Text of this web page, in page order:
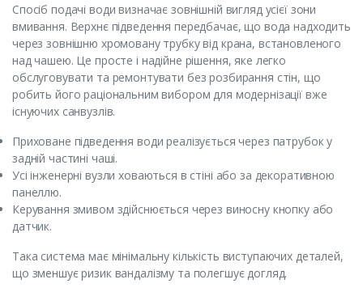
Спосіб подачі води визначає зовнішній вигляд усієї зони
вмивання. Верхнє підведення передбачає, що вода надходить
через зовнішню хромовану трубку від крана, встановленого
над чашею. Це просте і надійне рішення, яке легко
обслуговувати та ремонтувати без розбирання стін, що
робить його раціональним вибором для модернізації вже
існуючих санвузлів.
Приховане підведення води реалізується через патрубок у
задній частині чаші.
Усі інженерні вузли ховаються в стіні або за декоративною
панеллю.
Керування змивом здійснюється через виносну кнопку або
датчик.
Така система має мінімальну кількість виступаючих деталей,
що зменшує ризик вандалізму та полегшує догляд.